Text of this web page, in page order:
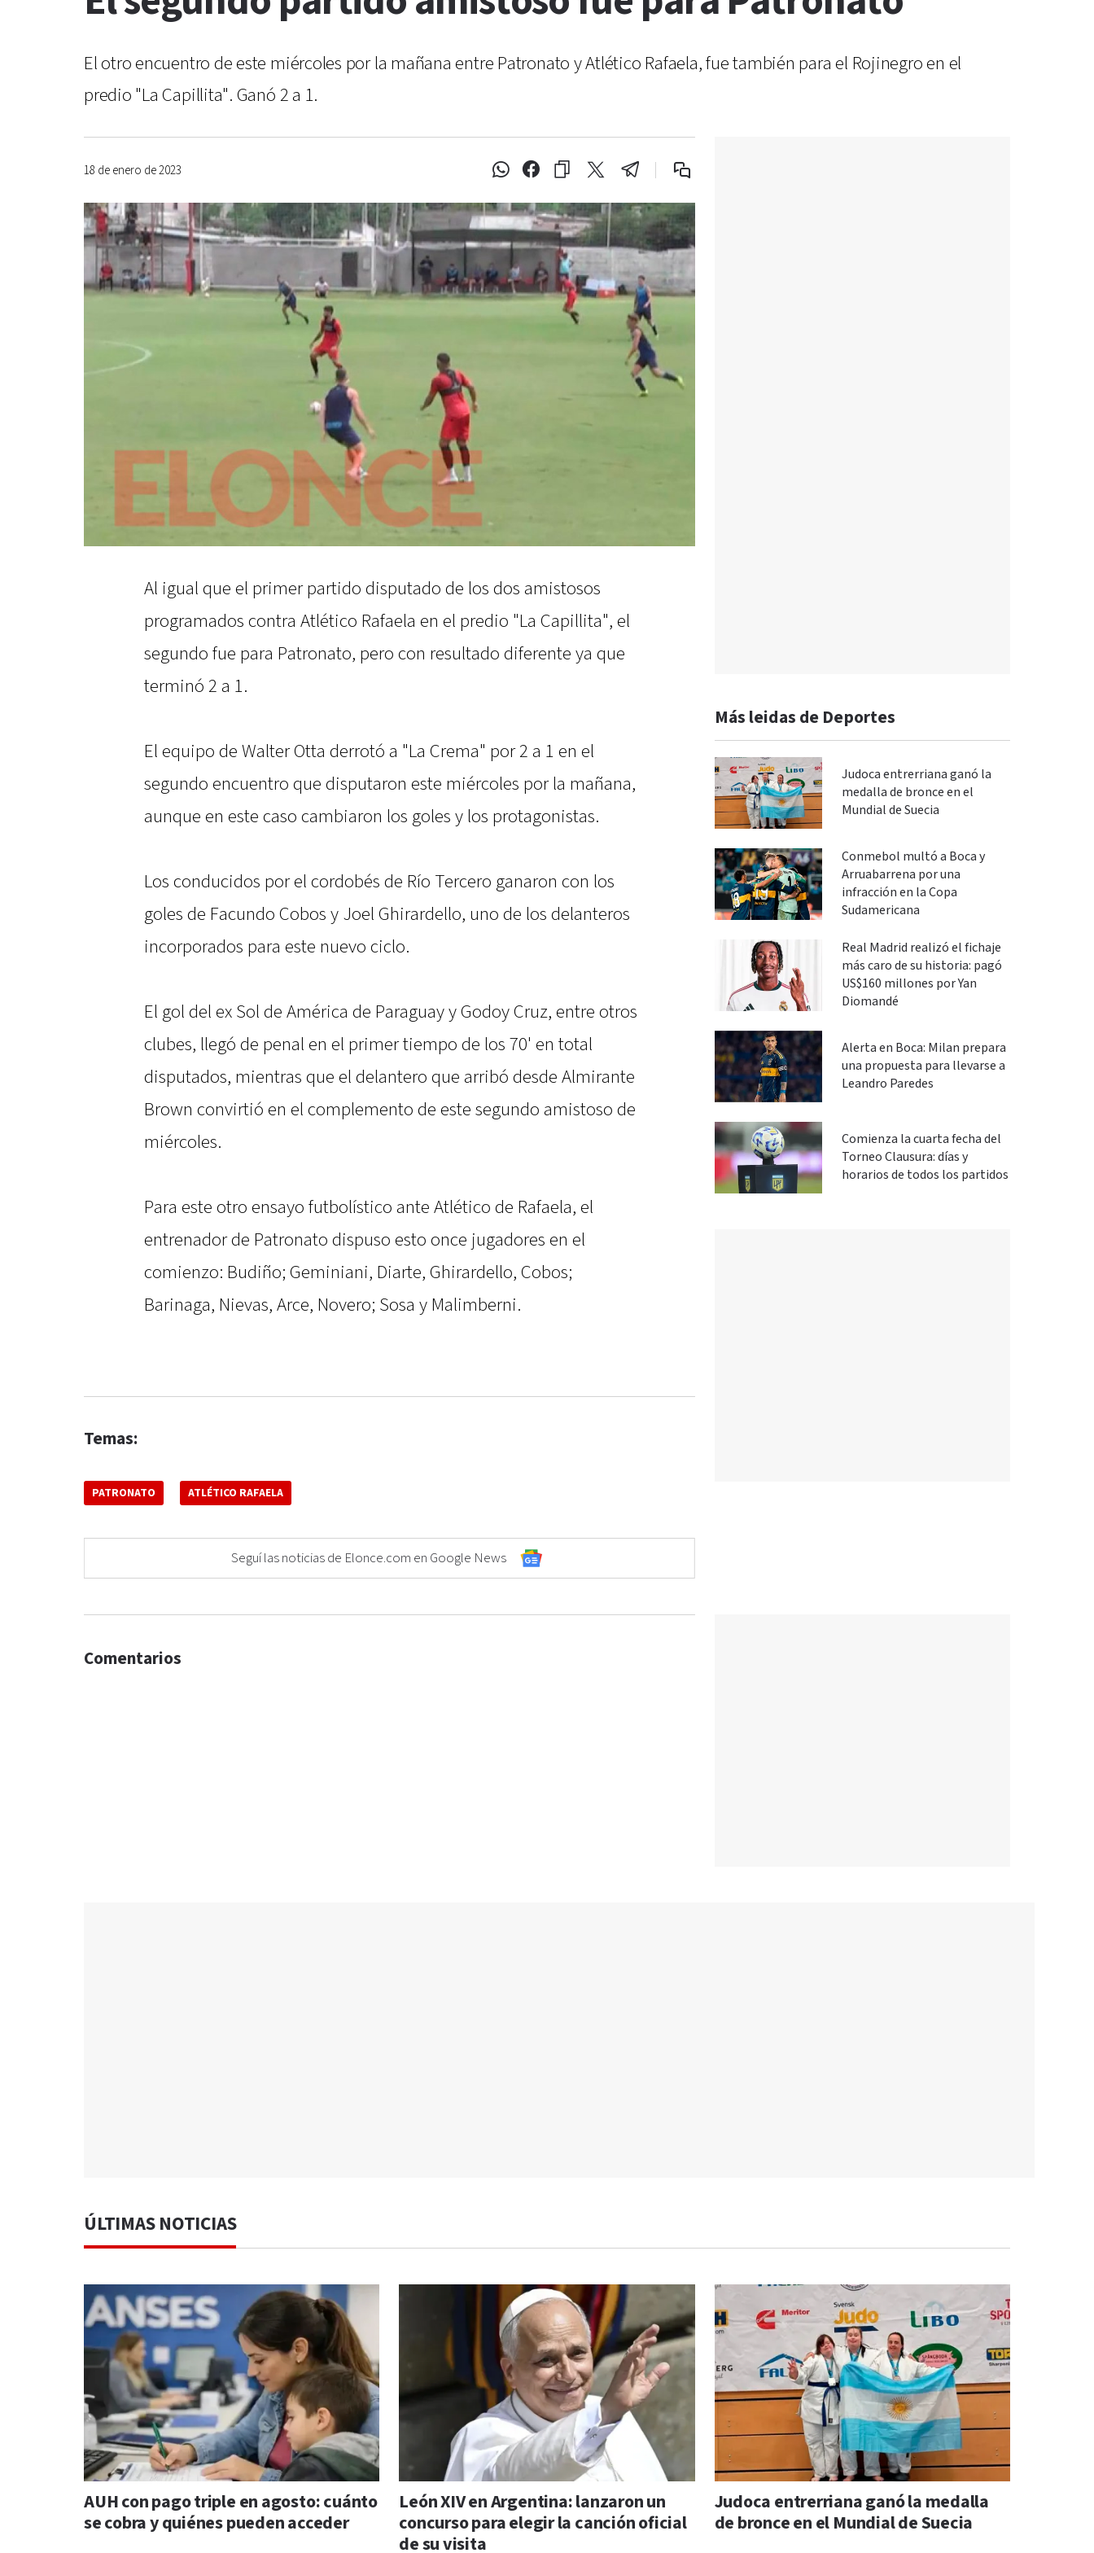
El otro encuentro de este miércoles por la mañana entre Patronato y Atlético Rafaela, fue también para el Rojinegro en el
predio "La Capillita". Ganó 2 a 1.
18 de enero de 2023
Al igual que el primer partido disputado de los dos amistosos
programados contra Atlético Rafaela en el predio "La Capillita", el
segundo fue para Patronato, pero con resultado diferente ya que
terminó 2 a 1.
El equipo de Walter Otta derrotó a "La Crema" por 2 a 1 en el
segundo encuentro que disputaron este miércoles por la mañana,
aunque en este caso cambiaron los goles y los protagonistas.
Los conducidos por el cordobés de Río Tercero ganaron con los
goles de Facundo Cobos y Joel Ghirardello, uno de los delanteros
incorporados para este nuevo ciclo.
El gol del ex Sol de América de Paraguay y Godoy Cruz, entre otros
clubes, llegó de penal en el primer tiempo de los 70' en total
disputados, mientras que el delantero que arribó desde Almirante
Brown convirtió en el complemento de este segundo amistoso de
miércoles.
Para este otro ensayo futbolístico ante Atlético de Rafaela, el
entrenador de Patronato dispuso esto once jugadores en el
comienzo: Budiño; Geminiani, Diarte, Ghirardello, Cobos;
Barinaga, Nievas, Arce, Novero; Sosa y Malimberni.
Temas:
PATRONATO ATLÉTICO RAFAELA
Seguí las noticias de Elonce.com en Google News
Más leidas de Deportes
Judoca entrerriana ganó la
medalla de bronce en el
Mundial de Suecia
Conmebol multó a Boca y
Arruabarrena por una
infracción en la Copa
Sudamericana
Real Madrid realizó el fichaje
más caro de su historia: pagó
US$160 millones por Yan
Diomandé
Alerta en Boca: Milan prepara
una propuesta para llevarse a
Leandro Paredes
Comienza la cuarta fecha del
Torneo Clausura: días y
horarios de todos los partidos
Comentarios
ÚLTIMAS NOTICIAS
AUH con pago triple en agosto: cuánto
se cobra y quiénes pueden acceder
León XIV en Argentina: lanzaron un
concurso para elegir la canción oficial
de su visita
Judoca entrerriana ganó la medalla
de bronce en el Mundial de Suecia